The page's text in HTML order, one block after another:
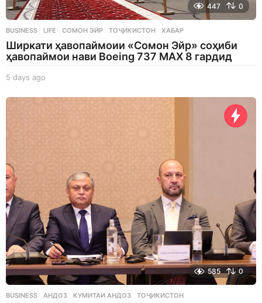
447 0
BUSINESS ,LIFE СОМОН ЭЙР ,ТОҶИКИСТОН ,ХАБАР
Ширкати ҳавопаймоии «Сомон Эйр» соҳиби
ҳавопаймои нави Boeing 737 MAX 8 гардид
5 days ago
a
585 0
BUSINESS АНДОЗ ,КУМИТАИ АНДОЗ ,ТОҶИКИСТОН